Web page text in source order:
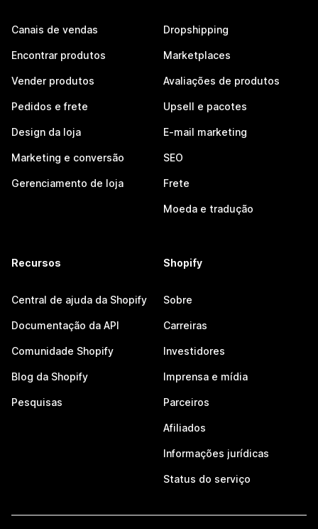
Canais de vendas
Encontrar produtos
Vender produtos
Pedidos e frete
Design da loja
Marketing e conversão
Gerenciamento de loja
Dropshipping
Marketplaces
Avaliações de produtos
Upsell e pacotes
E-mail marketing
SEO
Frete
Moeda e tradução
Recursos
Central de ajuda da Shopify
Documentação da API
Comunidade Shopify
Blog da Shopify
Pesquisas
Shopify
Sobre
Carreiras
Investidores
Imprensa e mídia
Parceiros
Afiliados
Informações jurídicas
Status do serviço